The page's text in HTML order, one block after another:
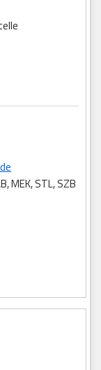
MEK, STL, SZB